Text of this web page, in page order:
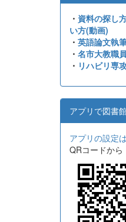
・ 資料の探し
い方(動画)
・ 英語論文執
・ 名市大教職
・ リハビリ専
アプリで図書
アプリの設定
QRコードから